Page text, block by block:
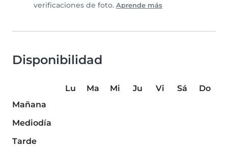
verificaciones de foto. Aprende más
Disponibilidad
Lu Ma Mi Ju Vi Sá
Do
Mañana
Mediodía
Tarde